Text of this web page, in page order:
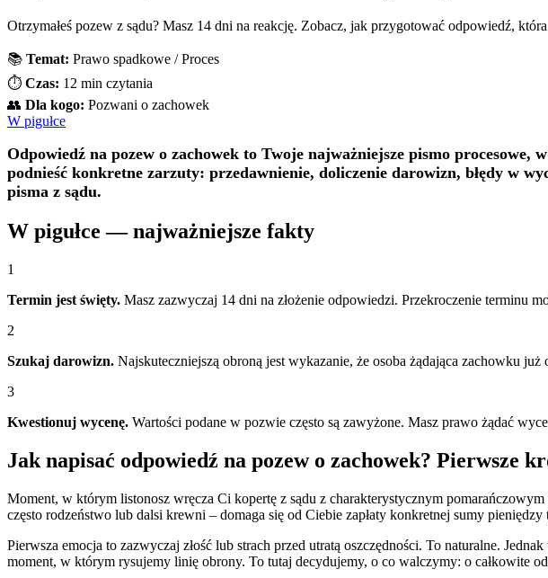
Otrzymałeś pozew z sądu? Masz 14 dni na reakcję. Zobacz, jak przygotować odpowiedź,
📚 Temat: Prawo spadkowe / Proces
⏱️ Czas: 12 min czytania
👥 Dla kogo: Pozwani o zachowek
W pigułce
Odpowiedź na pozew o zachowek to Twoje najważniejsze pismo
podnieść konkretne zarzuty: przedawnienie, doliczenie darowizn, błędy w
pisma z sądu.
W pigułce — najważniejsze fakty
1
Termin jest święty. Masz zazwyczaj 14 dni na złożenie odpowiedzi. Przekroczenie terminu
2
Szukaj darowizn. Najskuteczniejszą obroną jest wykazanie, że osoba żądająca zachowku już
3
Kwestionuj wycenę. Wartości podane w pozwie często są zawyżone. Masz prawo żądać
Jak napisać odpowiedź na pozew o zachowek? Pierwsze
Moment, w którym listonosz wręcza Ci kopertę z sądu z charakterystycznym
często rodzeństwo lub dalsi krewni – domaga się od Ciebie zapłaty konkretnej sumy pieniędzy
Pierwsza emocja to zazwyczaj złość lub strach przed utratą oszczędności. To naturalne.
moment, w którym rysujemy linię obrony. To tutaj decydujemy, o co walczymy: o całkowite